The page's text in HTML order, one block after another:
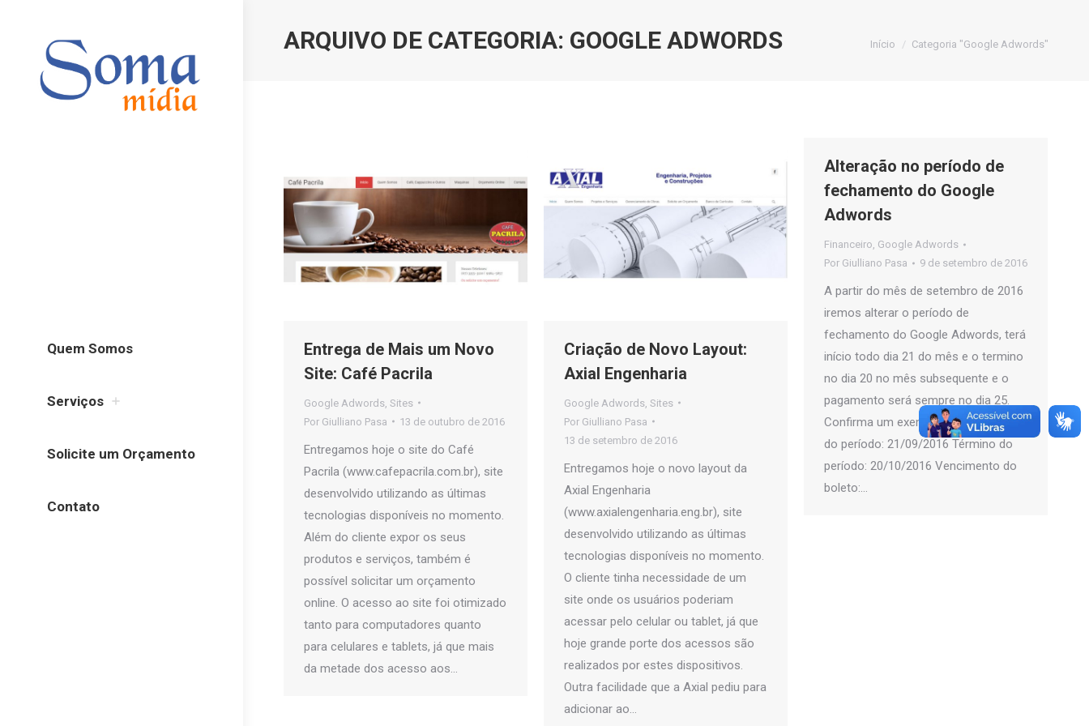
Quem Somos
Serviços
Solicite um Orçamento
Contato
ARQUIVO DE CATEGORIA: GOOGLE ADWORDS Você está aqui:
Início Categoria "Google Adwords"
Entrega de Mais um Novo
Site: Café Pacrila
Google Adwords Sites
Por Giulliano Pasa 13 de outubro de 2016
Entregamos hoje o site do Café
Pacrila (www.cafepacrila.com.br), site
desenvolvido utilizando as últimas
tecnologias disponíveis no momento.
Além do cliente expor os seus
produtos e serviços, também é
possível solicitar um orçamento
online. O acesso ao site foi otimizado
tanto para computadores quanto
para celulares e tablets, já que mais
da metade dos acesso aos…
Criação de Novo Layout:
Axial Engenharia
Google Adwords Sites
Por Giulliano Pasa
13 de setembro de 2016
Entregamos hoje o novo layout da
Axial Engenharia
(www.axialengenharia.eng.br), site
desenvolvido utilizando as últimas
tecnologias disponíveis no momento.
O cliente tinha necessidade de um
site onde os usuários poderiam
acessar pelo celular ou tablet, já que
hoje grande porte dos acessos são
realizados por estes dispositivos.
Outra facilidade que a Axial pediu para
adicionar ao…
Alteração no período de
fechamento do Google
Adwords
Financeiro, Google Adwords
Por Giulliano Pasa 9 de setembro de 2016
A partir do mês de setembro de 2016
iremos alterar o período de
fechamento do Google Adwords, terá
início todo dia 21 do mês e o termino
no dia 20 no mês subsequente e o
pagamento será sempre no dia 25.
Confirma um exemplo abaixo: Início
do período: 21/09/2016 Término do
período: 20/10/2016 Vencimento do
boleto:…